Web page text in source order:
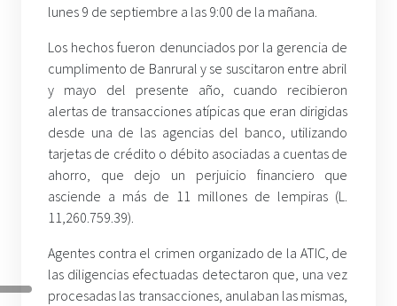
lunes 9 de septiembre a las 9:00 de la mañana.
Los hechos fueron denunciados por la gerencia de
cumplimento de Banrural y se suscitaron entre abril
y mayo del presente año, cuando recibieron
alertas de transacciones atípicas que eran dirigidas
desde una de las agencias del banco, utilizando
tarjetas de crédito o débito asociadas a cuentas de
ahorro, que dejo un perjuicio financiero que
asciende a más de 11 millones de lempiras (L.
11,260.759.39).
Agentes contra el crimen organizado de la ATIC, de
las diligencias efectuadas detectaron que, una vez
procesadas las transacciones, anulaban las mismas,